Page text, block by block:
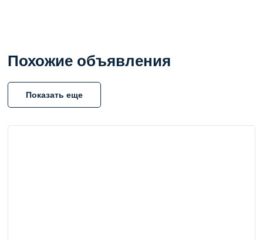
Похожие объявления
Показать еще